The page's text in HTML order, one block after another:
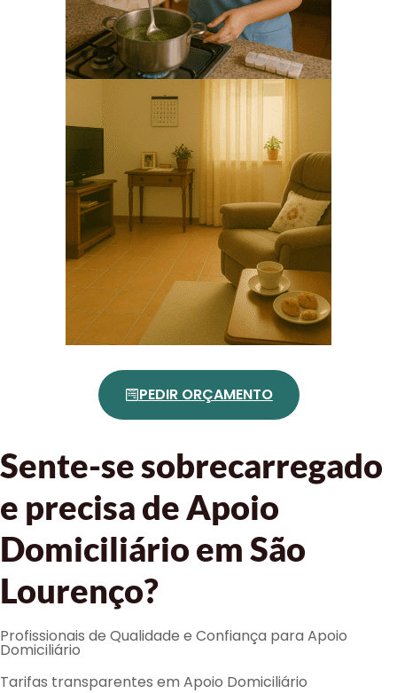
PEDIR ORÇAMENTO
Sente-se sobrecarregado
e precisa de Apoio
Domiciliário em São
Lourenço?
Profissionais de Qualidade e Confiança para Apoio
Domiciliário
Tarifas transparentes em Apoio Domiciliário